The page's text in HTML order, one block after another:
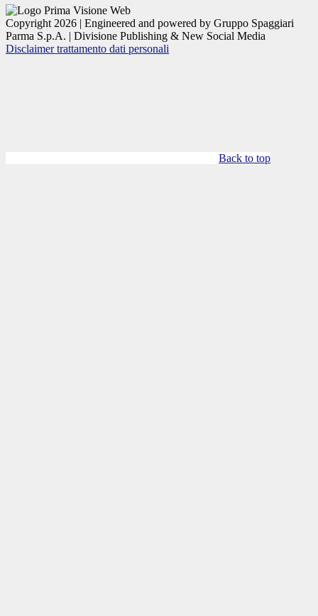
Copyright 2026 | Engineered and powered by Gruppo Spaggiari
Parma S.p.A. | Divisione Publishing & New Social Media
Disclaimer trattamento dati personali
Back to top